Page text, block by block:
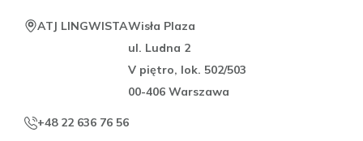
ATJ LINGWISTAWisła Plaza
ul. Ludna 2
V piętro, lok. 502/503
00-406 Warszawa
+48 22 636 76 56